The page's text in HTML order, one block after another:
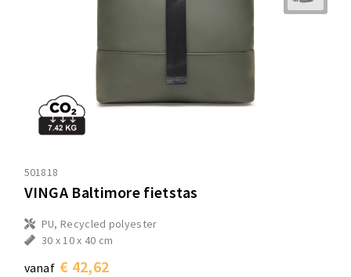
501818
VINGA Baltimore fietstas
PU, Recycled polyester
30 x 10 x 40 cm
vanaf € 42,62